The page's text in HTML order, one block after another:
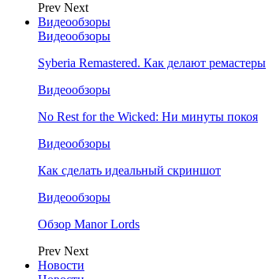
Prev Next
Видеообзоры
Видеообзоры
Syberia Remastered. Как делают ремастеры
Видеообзоры
No Rest for the Wicked: Ни минуты покоя
Видеообзоры
Как сделать идеальный скриншот
Видеообзоры
Обзор Manor Lords
Prev Next
Новости